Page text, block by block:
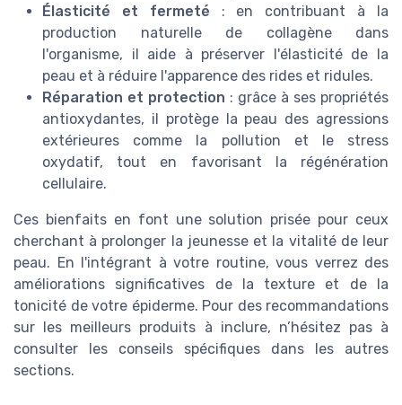
Élasticité et fermeté : en contribuant à la
production naturelle de collagène dans
l'organisme, il aide à préserver l'élasticité de la
peau et à réduire l'apparence des rides et ridules.
Réparation et protection : grâce à ses propriétés
antioxydantes, il protège la peau des agressions
extérieures comme la pollution et le stress
oxydatif, tout en favorisant la régénération
cellulaire.
Ces bienfaits en font une solution prisée pour ceux
cherchant à prolonger la jeunesse et la vitalité de leur
peau. En l'intégrant à votre routine, vous verrez des
améliorations significatives de la texture et de la
tonicité de votre épiderme. Pour des recommandations
sur les meilleurs produits à inclure, n’hésitez pas à
consulter les conseils spécifiques dans les autres
sections.